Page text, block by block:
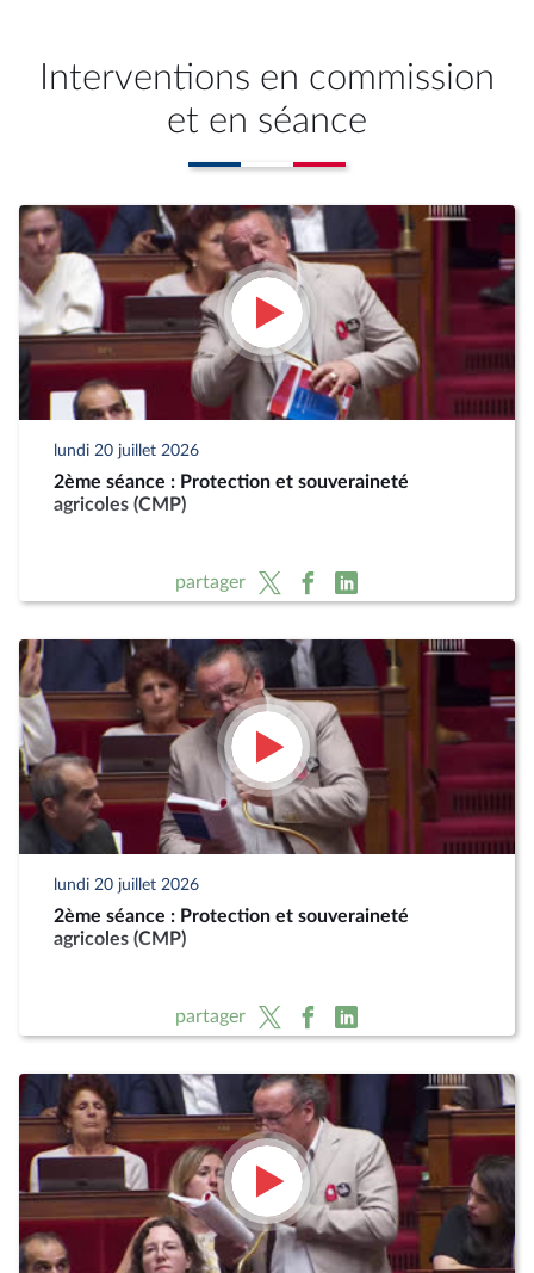
Interventions en commission
et en séance
lundi 20 juillet 2026
2ème séance : Protection et souveraineté
agricoles (CMP)
partager
lundi 20 juillet 2026
2ème séance : Protection et souveraineté
agricoles (CMP)
partager